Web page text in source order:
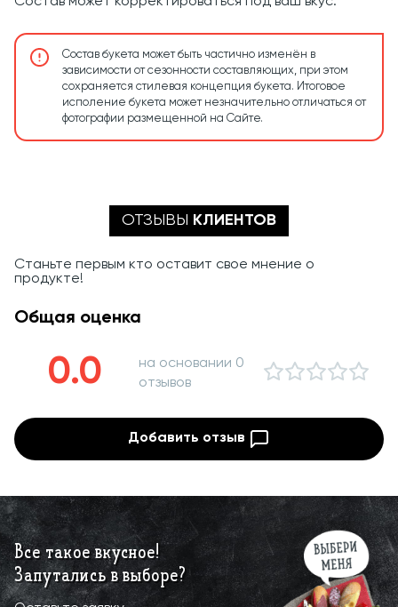
Состав букета может быть частично изменён в
зависимости от сезонности составляющих, при этом
сохраняется стилевая концепция букета. Итоговое
исполение букета может незначительно отличаться от
фотографии размещенной на Сайте.
ОТЗЫВЫ КЛИЕНТОВ
Станьте первым кто оставит свое мнение о
продукте!
Общая оценка
0.0
на основании 0
отзывов
Добавить отзыв
Все такое вкусное!
Запутались в выборе?